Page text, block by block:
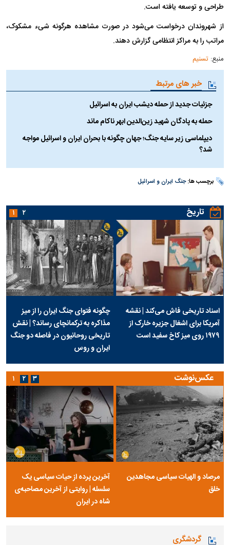
طراحی و توسعه یافته است.
از شهروندان درخواست می‌شود در صورت مشاهده هرگونه شیء مشکوک،
مراتب را به مراکز انتظامی گزارش دهند.
منبع:تسنیم
خبر های مرتبط
جزئیات جدید از حمله دیشب ایران به اسرائیل
حمله به پادگان شهید زین‌الدین ابهر ناکام ماند
دیپلماسی زیر سایه جنگ؛ جهان چگونه با بحران ایران و اسرائیل مواجه
شد؟
برچسب ها:جنگ ایران و اسرائیل
تاریخ
اسناد تاریخی فاش می‌کند | نقشه
آمریکا برای اشغال جزیره خارک از
۱۹۷۹ روی میز کاخ سفید است
چگونه فتوای جنگ ایران را از میز
مذاکره به ترکمانچای رساند؟ | نقش
تاریخی روحانیون در فاصله دو جنگ
ایران و روس
۱ ۲
عکس‌نوشت
مرصاد و الهیات سیاسی مجاهدین
خلق
آخرین پرده از حیات سیاسی یک
سلسله | روایتی از آخرین مصاحبه‌ی
شاه در ایران
۱ ۲ ۳
گردشگری